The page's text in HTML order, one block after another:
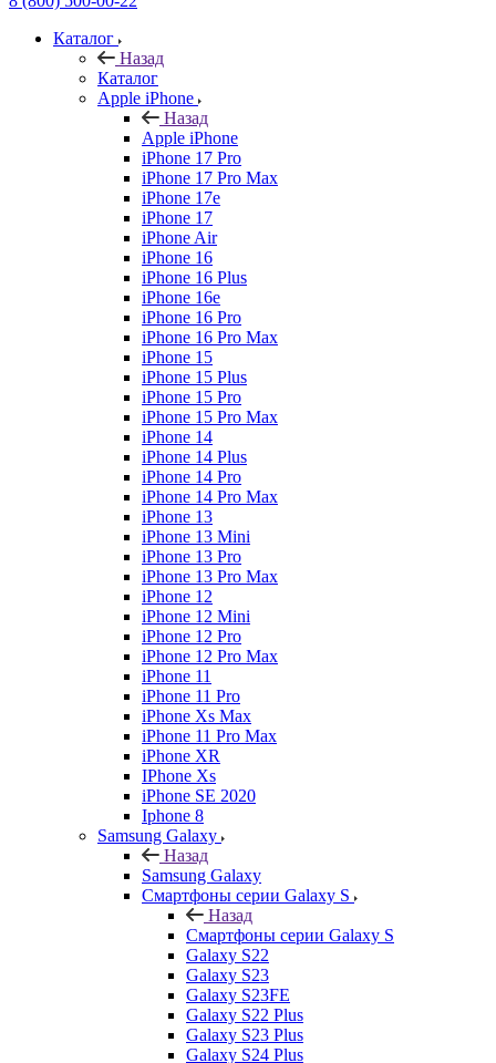
Каталог
Назад
Каталог
Apple iPhone
Назад
Apple iPhone
iPhone 17 Pro
iPhone 17 Pro Max
iPhone 17e
iPhone 17
iPhone Air
iPhone 16
iPhone 16 Plus
iPhone 16e
iPhone 16 Pro
iPhone 16 Pro Max
iPhone 15
iPhone 15 Plus
iPhone 15 Pro
iPhone 15 Pro Max
iPhone 14
iPhone 14 Plus
iPhone 14 Pro
iPhone 14 Pro Max
iPhone 13
iPhone 13 Mini
iPhone 13 Pro
iPhone 13 Pro Max
iPhone 12
iPhone 12 Mini
iPhone 12 Pro
iPhone 12 Pro Max
iPhone 11
iPhone 11 Pro
iPhone Xs Max
iPhone 11 Pro Max
iPhone XR
IPhone Xs
iPhone SE 2020
Iphone 8
Samsung Galaxy
Назад
Samsung Galaxy
Смартфоны серии Galaxy S
Назад
Смартфоны серии Galaxy S
Galaxy S22
Galaxy S23
Galaxy S23FE
Galaxy S22 Plus
Galaxy S23 Plus
Galaxy S24 Plus